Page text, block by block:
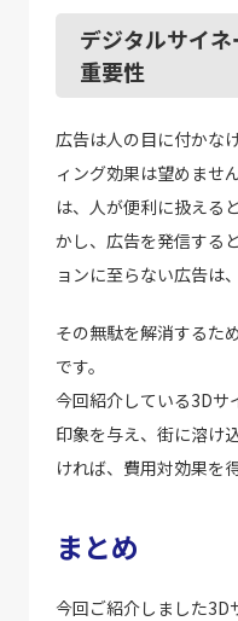
デジタルサイ
重要性
広告は人の目に付かな
ィング効果は望めませ
は、人が便利に扱える
かし、広告を発信する
ョンに至らない広告は
その無駄を解消するた
です。
今回紹介している3Dサ
印象を与え、街に溶け
ければ、費用対効果を
まとめ
今回ご紹介しました3D